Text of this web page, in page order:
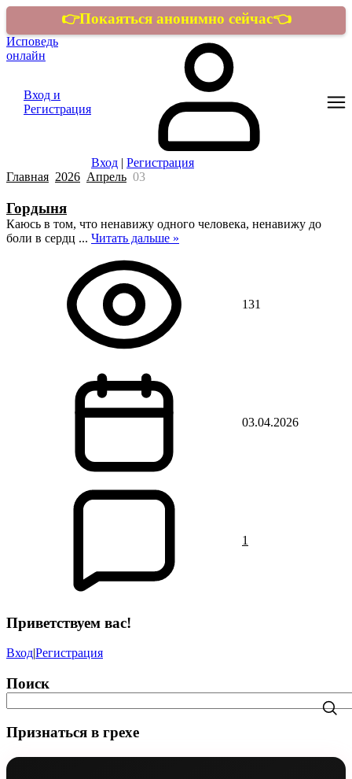
👉Покаяться анонимно сейчас👈
Исповедь
онлайн
Вход и
Регистрация
Вход | Регистрация
Главная 2026 Апрель 03
Гордыня
Каюсь в том, что ненавижу одного человека, ненавижу до
боли в сердц ... Читать дальше »
131
03.04.2026
1
Приветствуем вас!
Вход|Регистрация
Поиск
Признаться в грехе